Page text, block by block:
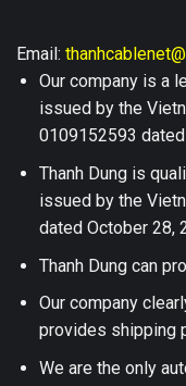
Email:
Our company is a
issued by the
0109152593
Thanh Dung is
issued by the
dated October 28,
Thanh Dung can
Our company
provides shipping
We are the only